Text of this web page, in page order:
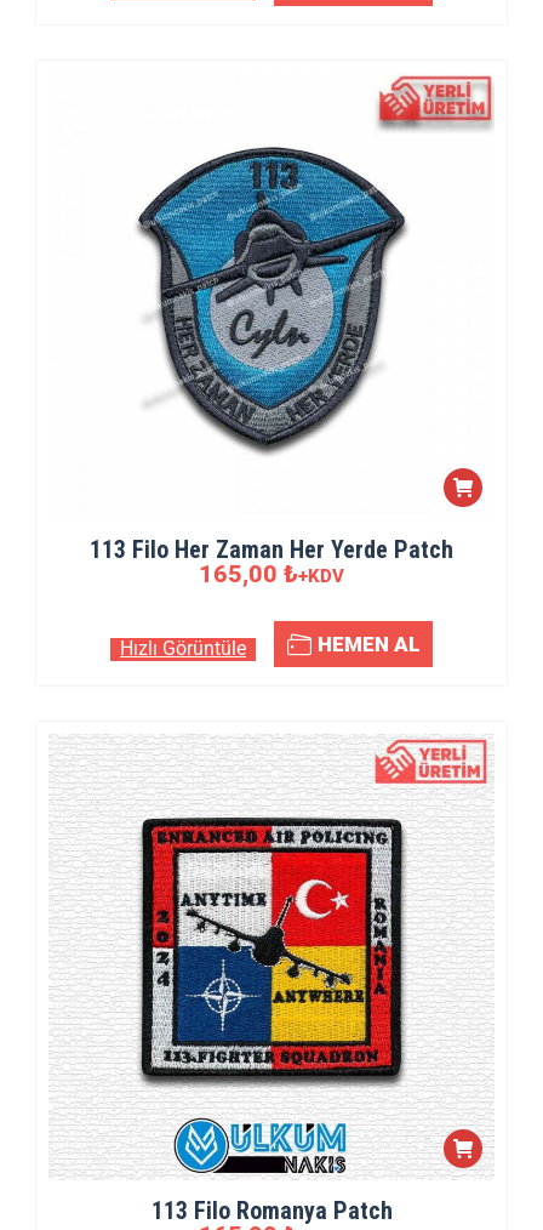
113 Filo Her Zaman Her Yerde Patch
165,00 ₺+KDV
Hızlı Görüntüle HEMEN AL
113 Filo Romanya Patch